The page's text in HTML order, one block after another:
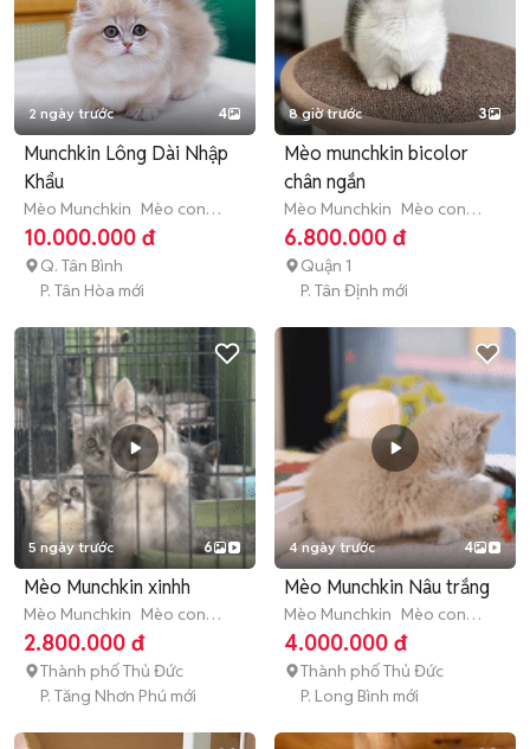
2 ngày trước 4
Munchkin Lông Dài Nhập
Khẩu
Mèo Munchkin Mèo con
(dưới 3 tháng tuổi)
10.000.000 đ
Q. Tân Bình
P. Tân Hòa mới
8 giờ trước 3
Mèo munchkin bicolor
chân ngắn
Mèo Munchkin Mèo con
(dưới 3 tháng tuổi)
6.800.000 đ
Quận 1
P. Tân Định mới
5 ngày trước 6
Mèo Munchkin xinhh
Mèo Munchkin Mèo con
(dưới 3 tháng tuổi)
2.800.000 đ
Thành phố Thủ Đức
P. Tăng Nhơn Phú mới
4 ngày trước 4
Mèo Munchkin Nâu trắng
Mèo Munchkin Mèo con
(dưới 3 tháng tuổi)
4.000.000 đ
Thành phố Thủ Đức
P. Long Bình mới